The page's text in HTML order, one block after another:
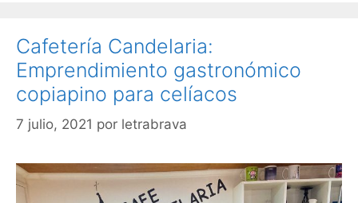
Cafetería Candelaria:
Emprendimiento gastronómico
copiapino para celíacos
7 julio, 2021 por letrabrava